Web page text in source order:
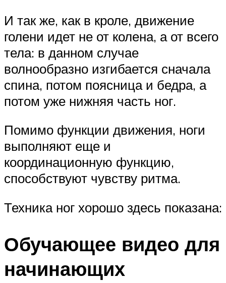
И так же, как в кроле, движение
голени идет не от колена, а от всего
тела: в данном случае
волнообразно изгибается сначала
спина, потом поясница и бедра, а
потом уже нижняя часть ног.
Помимо функции движения, ноги
выполняют еще и
координационную функцию,
способствуют чувству ритма.
Техника ног хорошо здесь показана:
Обучающее видео для
начинающих